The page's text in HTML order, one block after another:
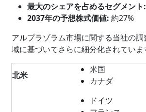
最大のシェアを占めるセグメント:
2037年の予想株式価値: 約27%
アルプラゾラム市場に関する当社の
域に基づいてさらに細分化されていま
北米
米国
カナダ
ドイツ